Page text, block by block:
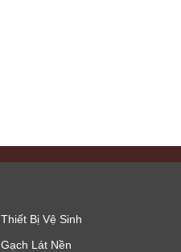
Thiết Bị Vệ Sinh
Gạch Lát Nền